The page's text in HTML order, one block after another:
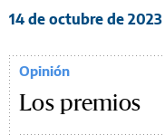
14 de octubre de 2023
Opinión
Los premios